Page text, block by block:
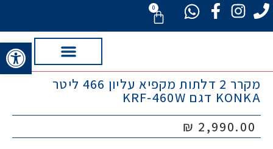
פתח
0
מקרר 2 דלתות מקפיא עליון 466 ליטר
KONKA דגם KRF-460W
2,990.00
₪